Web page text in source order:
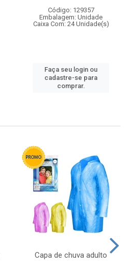
Código: 129357
Embalagem: Unidade
Caixa Com: 24 Unidade(s)
Faça seu login ou
cadastre-se para
comprar.
Capa de chuva adulto